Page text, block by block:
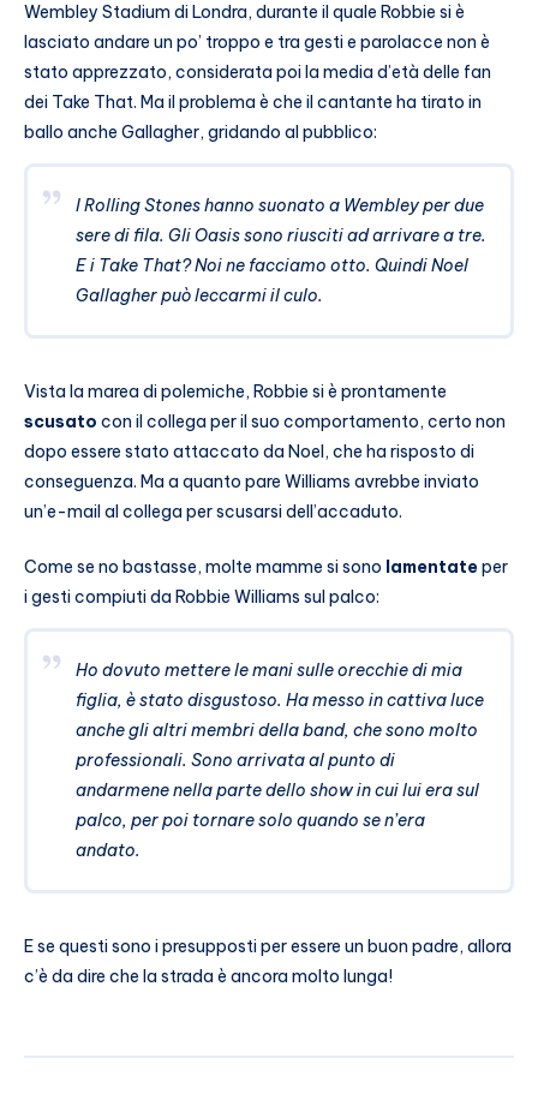
Wembley Stadium di Londra, durante il quale Robbie si è
lasciato andare un po’ troppo e tra gesti e parolacce non è
stato apprezzato, considerata poi la media d’età delle fan
dei Take That. Ma il problema è che il cantante ha tirato in
ballo anche Gallagher, gridando al pubblico:
I Rolling Stones hanno suonato a Wembley per due
sere di fila. Gli Oasis sono riusciti ad arrivare a tre.
E i Take That? Noi ne facciamo otto. Quindi Noel
Gallagher può leccarmi il culo.
Vista la marea di polemiche, Robbie si è prontamente
scusato con il collega per il suo comportamento, certo non
dopo essere stato attaccato da Noel, che ha risposto di
conseguenza. Ma a quanto pare Williams avrebbe inviato
un’e-mail al collega per scusarsi dell’accaduto.
Come se no bastasse, molte mamme si sono lamentateper
i gesti compiuti da Robbie Williams sul palco:
Ho dovuto mettere le mani sulle orecchie di mia
figlia, è stato disgustoso. Ha messo in cattiva luce
anche gli altri membri della band, che sono molto
professionali. Sono arrivata al punto di
andarmene nella parte dello show in cui lui era sul
palco, per poi tornare solo quando se n’era
andato.
E se questi sono i presupposti per essere un buon padre, allora
c’è da dire che la strada è ancora molto lunga!